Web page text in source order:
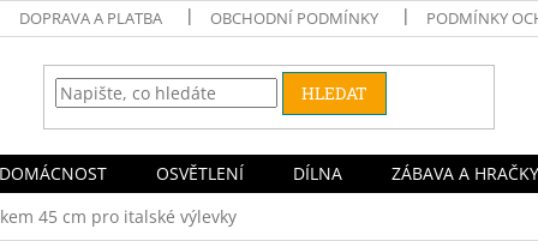
DOPRAVA A PLATBA OBCHODNÍ PODMÍNKY PODMÍNKY
HLEDAT
DOMÁCNOST OSVĚTLENÍ DÍLNA ZÁBAVA A HRAČKY
45 cm pro italské výlevky